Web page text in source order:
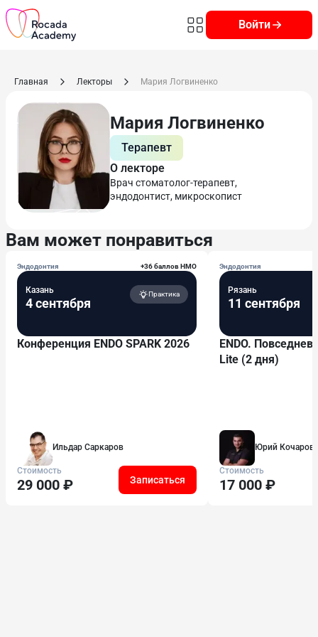
Войти
Главная Лекторы Мария Логвиненко
Мария Логвиненко
Терапевт
О лекторе
Врач стоматолог-терапевт,
эндодонтист, микроскопист
Вам может понравиться
Эндодонтия +36 баллов НМО
Казань
4 сентября
Практика
Конференция ENDO SPARK 2026
Ильдар Саркаров
Стоимость
29 000 ₽ Записаться
Эндодонтия
Рязань
11 сентября
ENDO.
Lite (2 дня)
Юрий Кочаров
Стоимость
17 000 ₽